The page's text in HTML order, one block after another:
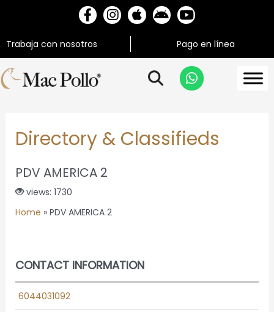
Trabaja con nosotros Pago en línea
Directory & Classifieds
PDV AMERICA 2
views: 1730
Home » PDV AMERICA 2
CONTACT INFORMATION
6044031092